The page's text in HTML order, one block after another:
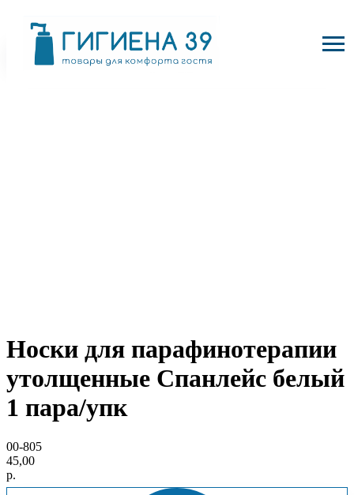
Носки для парафинотерапии
утолщенные Спанлейс белый
1 пара/упк
00-805
45,00
р.